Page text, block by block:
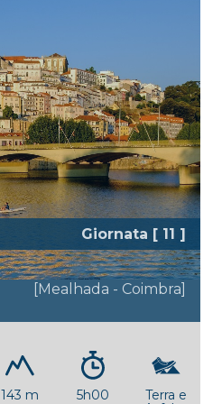
Giornata [ 11 ]
Pianure del Mondego
[Mealhada - Coimbra]
143 m 5h00
Terra e